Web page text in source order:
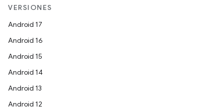
VERSIONES
Android 17
Android 16
Android 15
Android 14
Android 13
Android 12